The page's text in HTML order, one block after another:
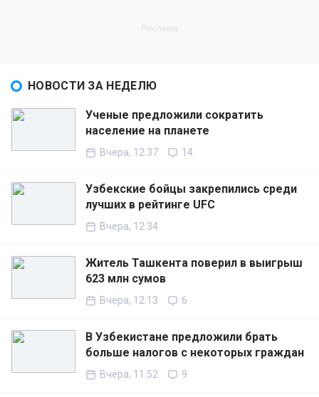
НОВОСТИ ЗА НЕДЕЛЮ
Ученые предложили сократить
население на планете
Вчера, 12:37 14
Узбекские бойцы закрепились среди
лучших в рейтинге UFC
Вчера, 12:34
Житель Ташкента поверил в выигрыш
623 млн сумов
Вчера, 12:13 6
В Узбекистане предложили брать
больше налогов с некоторых граждан
Вчера, 11:52 9